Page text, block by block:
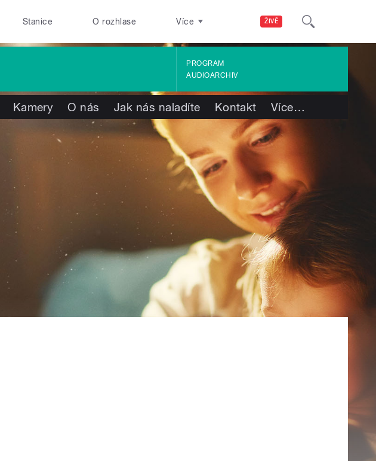
ŽIVĚ
Stanice O rozhlase Více
PROGRAM
AUDIOARCHIV
Kamery O nás Jak nás naladíte Kontakt Více…